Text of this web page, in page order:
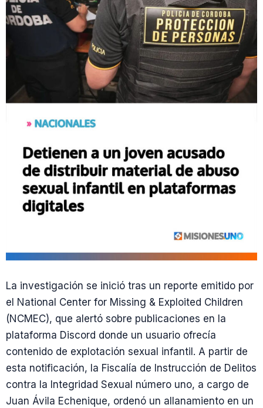
La investigación se inició tras un reporte emitido por
el National Center for Missing & Exploited Children
(NCMEC), que alertó sobre publicaciones en la
plataforma Discord donde un usuario ofrecía
contenido de explotación sexual infantil. A partir de
esta notificación, la Fiscalía de Instrucción de Delitos
contra la Integridad Sexual número uno, a cargo de
Juan Ávila Echenique, ordenó un allanamiento en un